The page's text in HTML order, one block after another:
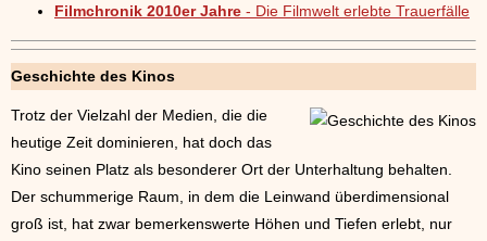
Filmchronik 2010er Jahre - Die Filmwelt erlebte Trauerfälle
Geschichte des Kinos
Trotz der Vielzahl der Medien, die die
heutige Zeit dominieren, hat doch das
Kino seinen Platz als besonderer Ort der Unterhaltung behalten.
Der schummerige Raum, in dem die Leinwand überdimensional
groß ist, hat zwar bemerkenswerte Höhen und Tiefen erlebt, nur